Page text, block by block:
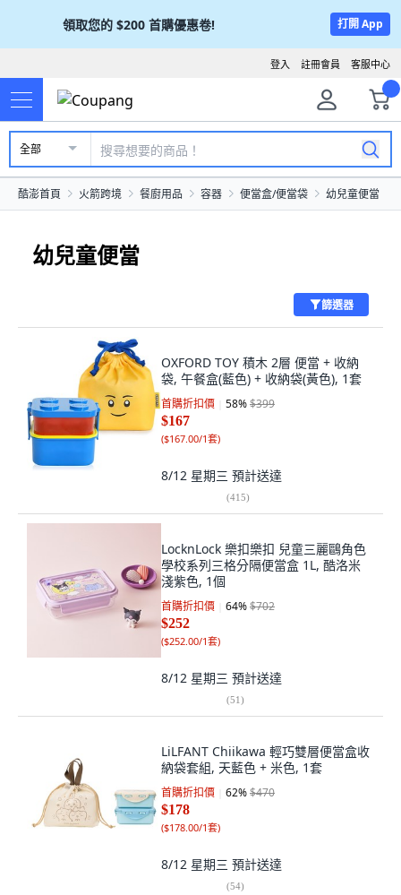
領取您的 $200 首購優惠卷! 打開 App
客服中心
註冊會員
登入
全部
酷澎首頁 火箭跨境 餐廚用品 容器 便當盒/便當袋 幼兒童便當
幼兒童便當
篩選器
OXFORD TOY 積木 2層 便當 + 收納
袋, 午餐盒(藍色) + 收納袋(黃色), 1套
首購折扣價 58%$399
$167
($167.00/1套)
8/12 星期三 預計送達
(415)
LocknLock 樂扣樂扣 兒童三麗鷗角色
學校系列三格分隔便當盒 1L, 酷洛米
淺紫色, 1個
首購折扣價 64%$702
$252
($252.00/1套)
8/12 星期三 預計送達
(51)
LiLFANT Chiikawa 輕巧雙層便當盒收
納袋套組, 天藍色 + 米色, 1套
首購折扣價 62%$470
$178
($178.00/1套)
8/12 星期三 預計送達
(54)